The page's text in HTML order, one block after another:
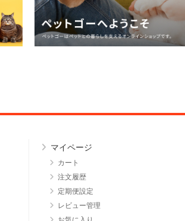
マイページ
カート
注文履歴
定期便設定
レビュー管理